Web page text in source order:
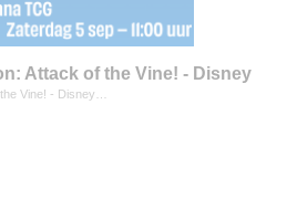
Attack of the Vine! - Disney
Vine! - Disney…